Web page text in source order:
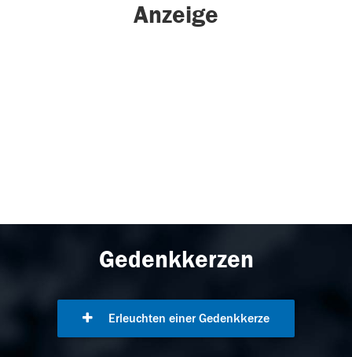
Anzeige
Gedenkkerzen
Erleuchten einer Gedenkkerze